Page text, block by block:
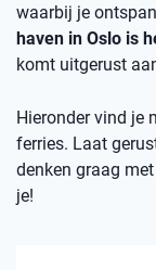
waarbij je
haven in Oslo is
komt uitgerust
Hieronder vind je
ferries. Laat
denken graag
je!